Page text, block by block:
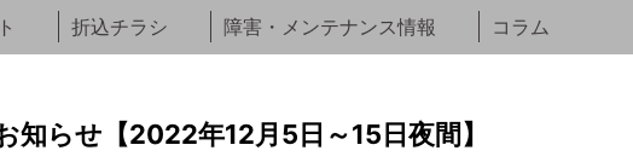
折込チラシ 障害・メンテナンス情報 コラム
らせ【2022年12月5日～15日夜間】